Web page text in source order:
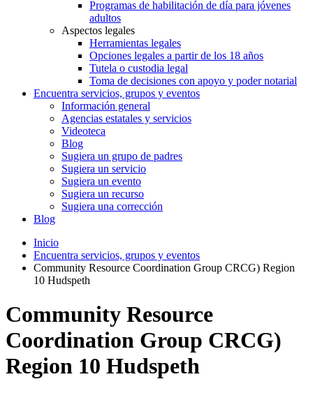
Programas de habilitación de día para jóvenes
adultos
Aspectos legales
Herramientas legales
Opciones legales a partir de los 18 años
Tutela o custodia legal
Toma de decisiones con apoyo y poder notarial
Encuentra servicios, grupos y eventos
Información general
Agencias estatales y servicios
Videoteca
Blog
Sugiera un grupo de padres
Sugiera un servicio
Sugiera un evento
Sugiera un recurso
Sugiera una corrección
Blog
Inicio
Encuentra servicios, grupos y eventos
Community Resource Coordination Group CRCG) Region
10 Hudspeth
Community Resource
Coordination Group CRCG)
Region 10 Hudspeth